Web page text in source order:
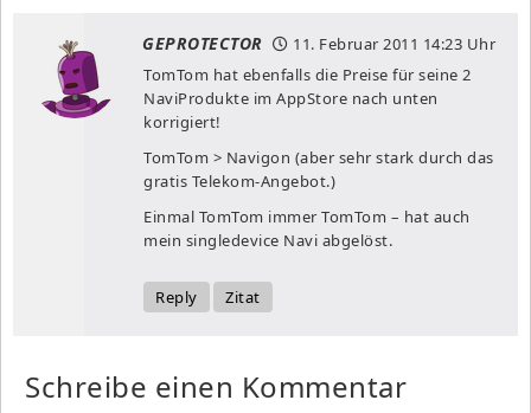
GEPROTECTOR 11. Februar 2011 14:23 Uhr
TomTom hat ebenfalls die Preise für seine 2
NaviProdukte im AppStore nach unten
korrigiert!
TomTom > Navigon (aber sehr stark durch das
gratis Telekom-Angebot.)
Einmal TomTom immer TomTom – hat auch
mein singledevice Navi abgelöst.
Reply Zitat
Schreibe einen Kommentar